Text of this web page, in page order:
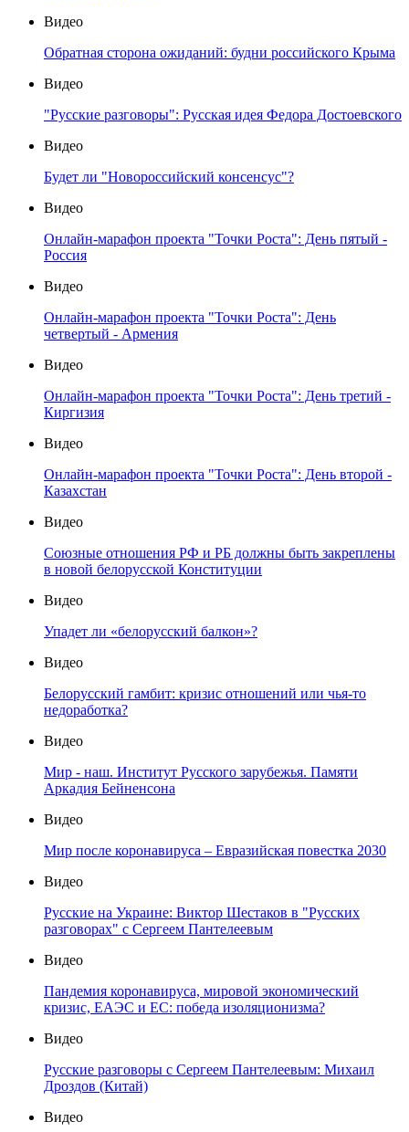
Видео
Обратная сторона ожиданий: будни российского Крыма
Видео
"Русские разговоры": Русская идея Федора Достоевского
Видео
Будет ли "Новороссийский консенсус"?
Видео
Онлайн-марафон проекта "Точки Роста": День пятый -
Россия
Видео
Онлайн-марафон проекта "Точки Роста": День
четвертый - Армения
Видео
Онлайн-марафон проекта "Точки Роста": День третий -
Киргизия
Видео
Онлайн-марафон проекта "Точки Роста": День второй -
Казахстан
Видео
Союзные отношения РФ и РБ должны быть закреплены
в новой белорусской Конституции
Видео
Упадет ли «белорусский балкон»?
Видео
Белорусский гамбит: кризис отношений или чья-то
недоработка?
Видео
Мир - наш. Институт Русского зарубежья. Памяти
Аркадия Бейненсона
Видео
Мир после коронавируса – Евразийская повестка 2030
Видео
Русские на Украине: Виктор Шестаков в "Русских
разговорах" с Сергеем Пантелеевым
Видео
Пандемия коронавируса, мировой экономический
кризис, ЕАЭС и ЕС: победа изоляционизма?
Видео
Русские разговоры с Сергеем Пантелеевым: Михаил
Дроздов (Китай)
Видео